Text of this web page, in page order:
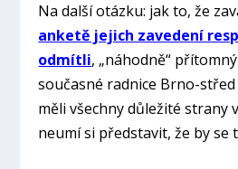
Na další otázku: jak to, že
anketě jejich zavedení
odmítli, „náhodně“
současné radnice Brno-
měli všechny důležité strany
neumí si představit, že by se